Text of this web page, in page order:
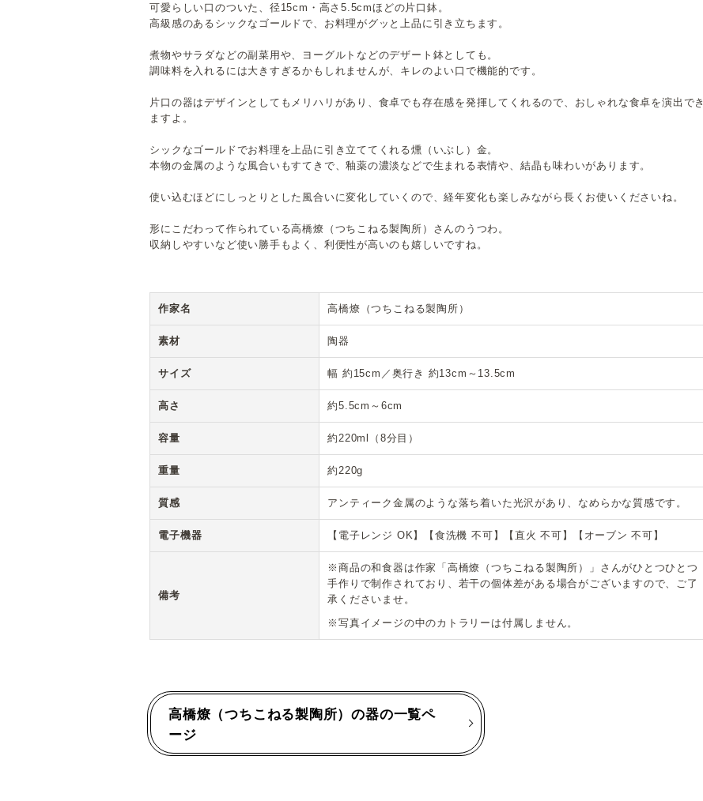
可愛らしい口のついた、径15cm・高さ5.5cmほどの片口鉢。
高級感のあるシックなゴールドで、お料理がグッと上品に引き立ちます。
煮物やサラダなどの副菜用や、ヨーグルトなどのデザート鉢としても。
調味料を入れるには大きすぎるかもしれませんが、キレのよい口で機能的です。
片口の器はデザインとしてもメリハリがあり、食卓でも存在感を発揮してくれるので、おしゃれな食卓を演出でき
ますよ。
シックなゴールドでお料理を上品に引き立ててくれる燻（いぶし）金。
本物の金属のような風合いもすてきで、釉薬の濃淡などで生まれる表情や、結晶も味わいがあります。
使い込むほどにしっとりとした風合いに変化していくので、経年変化も楽しみながら長くお使いくださいね。
形にこだわって作られている高橋燎（つちこねる製陶所）さんのうつわ。
収納しやすいなど使い勝手もよく、利便性が高いのも嬉しいですね。
作家名 高橋燎（つちこねる製陶所）
素材 陶器
サイズ 幅 約15cm／奥行き 約13cm～13.5cm
高さ 約5.5cm～6cm
容量 約220ml（8分目）
重量 約220g
質感 アンティーク金属のような落ち着いた光沢があり、なめらかな質感です。
電子機器 【電子レンジ OK】【食洗機 不可】【直火 不可】【オーブン 不可】
備考
※商品の和食器は作家「高橋燎（つちこねる製陶所）」さんがひとつひとつ
手作りで制作されており、若干の個体差がある場合がございますので、ご了
承くださいませ。
※写真イメージの中のカトラリーは付属しません。
高橋燎（つちこねる製陶所）の器の一覧ペ
ージ